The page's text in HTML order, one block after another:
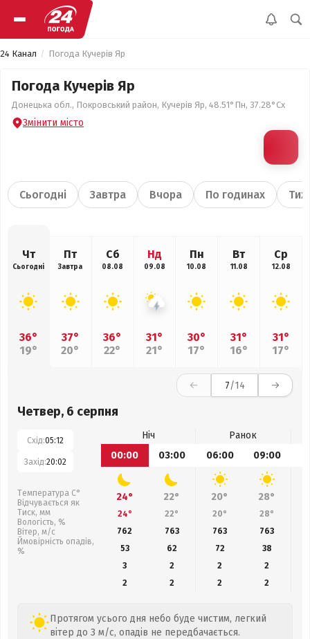
24 Канал Погода Кучерів Яр
Погода Кучерів Яр
Донецька обл., Покровський район, Кучерів Яр, 48.51°Пн, 37.28°Сх
Змінити місто
Сьогодні Завтра Вчора По годинах
Чт
Сьогодні
36°
19°
Пт
Завтра
37°
20°
Сб
08.08
36°
22°
Нд
09.08
31°
21°
Пн
10.08
30°
17°
Вт
11.08
31°
16°
Ср
12.08
31°
17°
7/14
Четвер, 6 серпня
Схід:05:12
Захід:20:02
Температура С°
Відчувається як
Тиск, мм
Вологість, %
Вітер, м/с
Ймовірність опадів,
%
Ніч
Ранок
00:00
03:00 06:00 09:00
24° 22° 20° 28°
24° 22° 20° 28°
762
763 763 763
53
62 72 38
3
2 2
2
2
2 2 2
Протягом усього дня небо буде чистим, легкий
вітер до 3 м/с, опадів не передбачається.